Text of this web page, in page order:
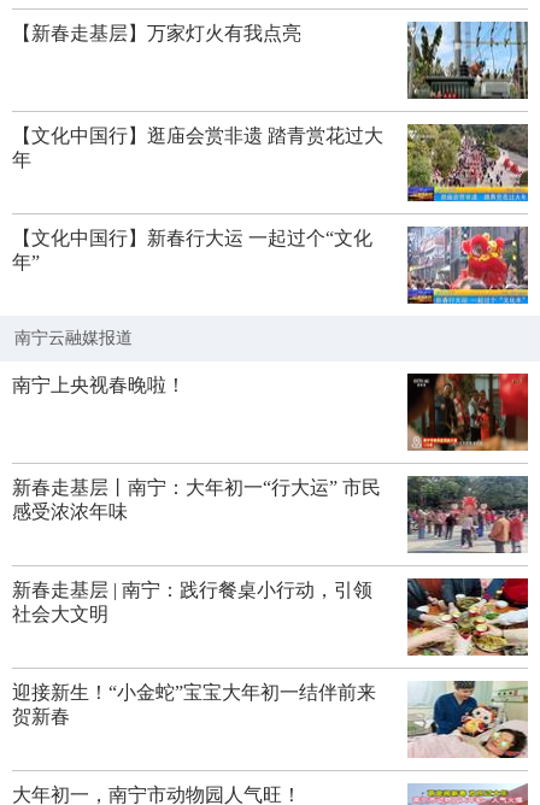
【新春走基层】万家灯火有我点亮
【文化中国行】逛庙会赏非遗 踏青赏花过大
年
【文化中国行】新春行大运 一起过个“文化
年”
南宁云融媒报道
南宁上央视春晚啦！
新春走基层丨南宁：大年初一“行大运” 市民
感受浓浓年味
新春走基层 | 南宁：践行餐桌小行动，引领
社会大文明
迎接新生！“小金蛇”宝宝大年初一结伴前来
贺新春
大年初一，南宁市动物园人气旺！